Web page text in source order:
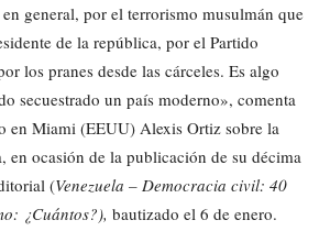
general, por el terrorismo musulmán que
de la república, por el Partido
los pranes desde las cárceles. Es algo
secuestrado un país moderno», comenta
en Miami (EEUU) Alexis Ortiz sobre la
en ocasión de la publicación de su décima
(Venezuela – Democracia civil: 40
¿Cuántos?), bautizado el 6 de enero.